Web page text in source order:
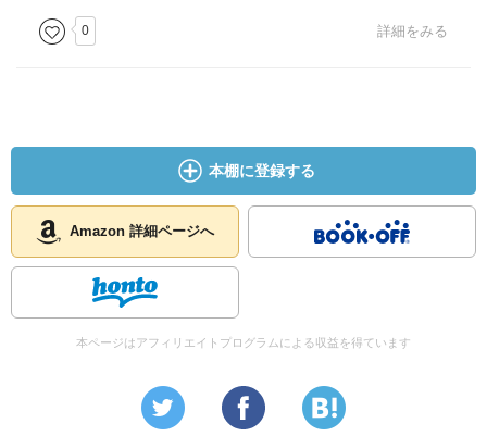
0 詳細をみる
本棚に登録する
Amazon 詳細ページへ
本ページはアフィリエイトプログラムによる収益を得ています